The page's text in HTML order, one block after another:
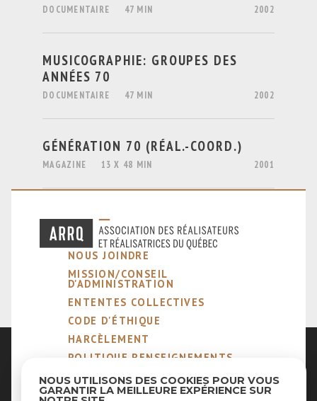
DOCUMENTAIRE 47 MIN 2002
MUSICOGRAPHIE: GROUPES DES
ANNÉES 70
DOCUMENTAIRE 47 MIN 2002
GÉNÉRATION 70 (RÉAL.-COORD.)
MAGAZINE 13 X 48 MIN 2001
NOUS JOINDRE
MISSION/CONSEIL
D'ADMINISTRATION
ENTENTES COLLECTIVES
CODE D'ÉTHIQUE
HARCÈLEMENT
POLITIQUE RENSEIGNEMENTS
NOTRE MÉTIER
NOUS UTILISONS DES COOKIES POUR VOUS
GARANTIR LA MEILLEURE EXPÉRIENCE SUR